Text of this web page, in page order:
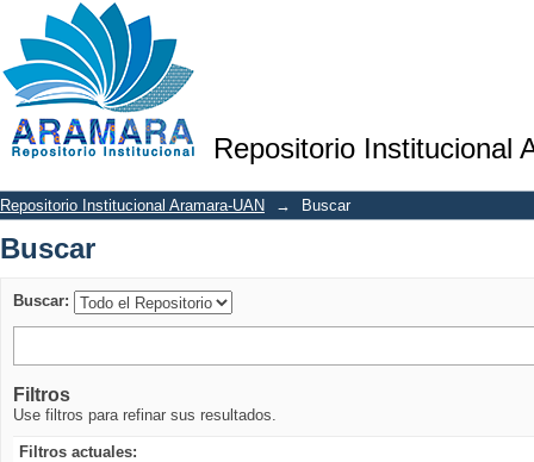
Repositorio Institucional
Buscar
Repositorio Institucional Aramara-UAN → Buscar
Buscar
Buscar:
Filtros
Use filtros para refinar sus resultados.
Filtros actuales: